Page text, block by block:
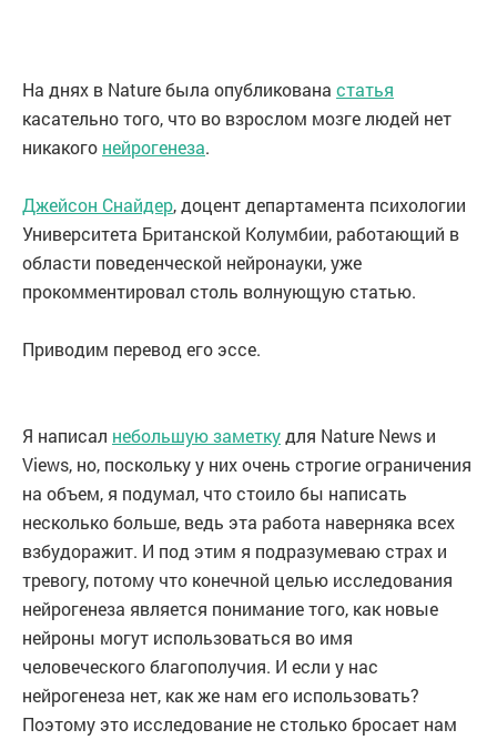
На днях в Nature была опубликована статья
касательно того, что во взрослом мозге людей нет
никакого нейрогенеза.
Джейсон Снайдер, доцент департамента психологии
Университета Британской Колумбии, работающий в
области поведенческой нейронауки, уже
прокомментировал столь волнующую статью.
Приводим перевод его эссе.
Я написал небольшую заметкудля Nature News и
Views, но, поскольку у них очень строгие ограничения
на объем, я подумал, что стоило бы написать
несколько больше, ведь эта работа наверняка всех
взбудоражит. И под этим я подразумеваю страх и
тревогу, потому что конечной целью исследования
нейрогенеза является понимание того, как новые
нейроны могут использоваться во имя
человеческого благополучия. И если у нас
нейрогенеза нет, как же нам его использовать?
Поэтому это исследование не столько бросает нам